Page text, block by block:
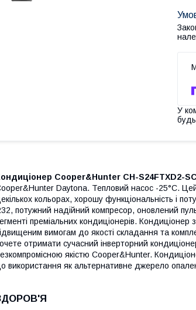
У
Cooper&Hunter CH-S24FTXD2-
Daytona. Тепловий насос -25°С.
кольорах, хорошу функціональність і
потужний надійний компресор, оновлений
преміальних кондиціонерів. Кондиціонер
вимогам до якості складання та
отримати сучасний інверторний
якістю Cooper&Hunter.
використання як альтернативне джерело